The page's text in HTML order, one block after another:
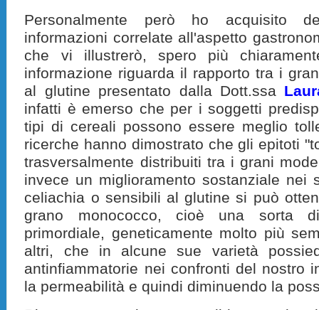
Personalmente però ho acquisito
informazioni correlate all'aspetto
che vi illustrerò, spero più
informazione riguarda il rapporto tra i
al glutine presentato dalla Dott.ssa
infatti è emerso che per i soggetti
tipi di cereali possono essere meglio
ricerche hanno dimostrato che gli epitoti
trasversalmente distribuiti tra i grani
invece un miglioramento sostanziale nei
celiachia o sensibili al glutine si può
grano monococco, cioè una sorta
primordiale, geneticamente molto più
altri, che in alcune sue varietà
antinfiammatorie nei confronti del nostro
la permeabilità e quindi diminuendo la